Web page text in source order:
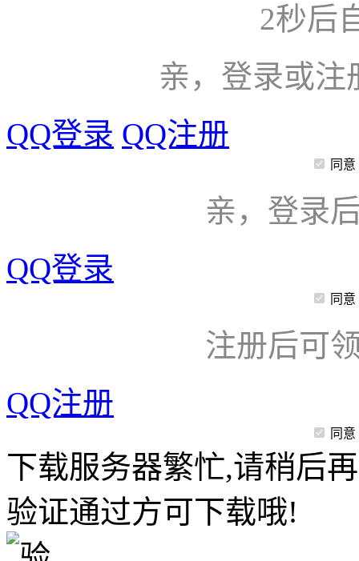
2秒后
亲，登录或注
QQ登录 QQ注册
同意
亲，登录
QQ登录
同意
注册后可
QQ注册
同意
下载服务器繁忙,请稍后
验证通过方可下载哦!